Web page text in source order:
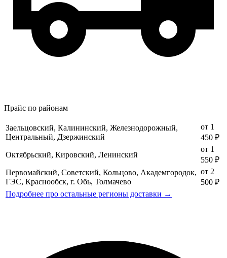
Прайс по районам
Заельцовский, Калининский, Железнодорожный,
Центральный, Дзержинский
от 1
450 ₽
Октябрьский, Кировский, Ленинский
от 1
550 ₽
Первомайский, Советский, Кольцово, Академгородок,
ГЭС, Краснообск, г. Обь, Толмачево
от 2
500 ₽
Подробнее про остальные регионы доставки →